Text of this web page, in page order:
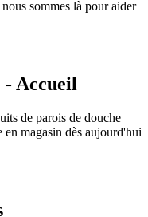
sommes là pour aider
- Accueil
de parois de douche
en magasin dès aujourd'hui